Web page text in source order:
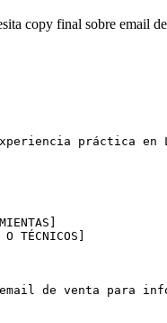
copy final sobre email
práctica en
TÉCNICOS]
de venta para